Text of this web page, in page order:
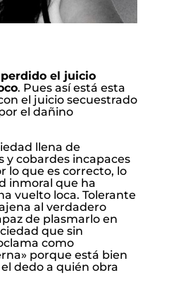
el juicio
. Pues así está esta
el juicio secuestrado
el dañino
llena de
y cobardes incapaces
lo que es correcto, lo
inmoral que ha
vuelto loca. Tolerante
al verdadero
de plasmarlo en
que sin
como
porque está bien
dedo a quién obra